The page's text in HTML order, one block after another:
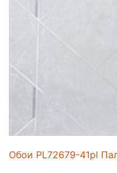
Обои PL72679-41pl